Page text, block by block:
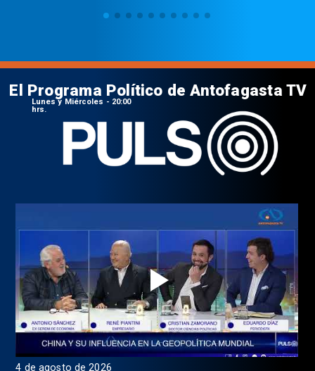
4 de agosto de 2026
El Programa Político de Antofagasta TV
Lunes y Miércoles - 20:00
hrs.